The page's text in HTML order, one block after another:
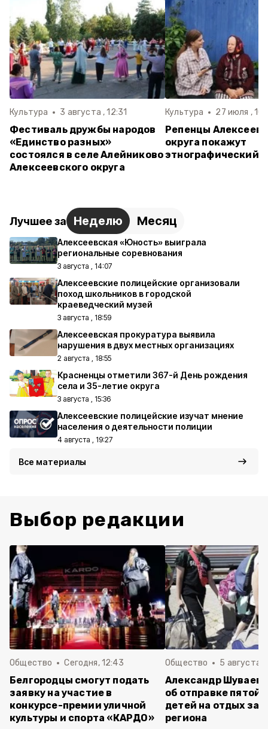
Культура 3 августа , 12:31
Фестиваль дружбы народов
«Единство разных»
состоялся в селе Алейниково
Алексеевского округа
Культура 27 июля ,
Репенцы
округа покажут
этнографический
Лучшее за Неделю Месяц
Алексеевская «Юность» выиграла
региональные соревнования
3 августа , 14:07
Алексеевские полицейские организовали
поход школьников в городской
краеведческий музей
3 августа , 18:59
Алексеевская прокуратура выявила
нарушения в двух местных организациях
2 августа , 18:55
Красненцы отметили 367-й День рождения
села и 35-летие округа
3 августа , 15:36
Алексеевские полицейские изучат мнение
населения о деятельности полиции
4 августа , 19:27
Все материалы
Выбор редакции
Общество Сегодня, 12:43
Белгородцы смогут подать
заявку на участие в
конкурсе-премии уличной
культуры и спорта «КАРДО»
Общество 5 августа ,
Александр Шуваев
об отправке пятой
детей на отдых за
региона